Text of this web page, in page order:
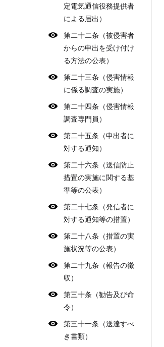
定電気通信役務提供者
による届出）
第二十二条（被侵害者
からの申出を受け付け
る方法の公表）
第二十三条（侵害情報
に係る調査の実施）
第二十四条（侵害情報
調査専門員）
第二十五条（申出者に
対する通知）
第二十六条（送信防止
措置の実施に関する基
準等の公表）
第二十七条（発信者に
対する通知等の措置）
第二十八条（措置の実
施状況等の公表）
第二十九条（報告の徴
収）
第三十条（勧告及び命
令）
第三十一条（送達すべ
き書類）